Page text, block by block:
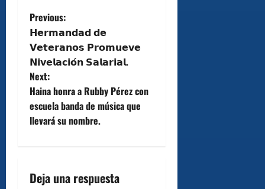
P
o
s
t
n
v
Previous:
𝗛𝗲𝗿𝗺𝗮𝗻𝗱𝗮𝗱 𝗱𝗲
𝗩𝗲𝘁𝗲𝗿𝗮𝗻𝗼𝘀 𝗣𝗿𝗼𝗺𝘂𝗲𝘃𝗲
𝗡𝗶𝘃𝗲𝗹𝗮𝗰𝗶𝗼́𝗻 𝗦𝗮𝗹𝗮𝗿𝗶𝗮𝗹.
Next:
Haina honra a Rubby Pérez con
escuela banda de música que
llevará su nombre.
Deja una respuesta